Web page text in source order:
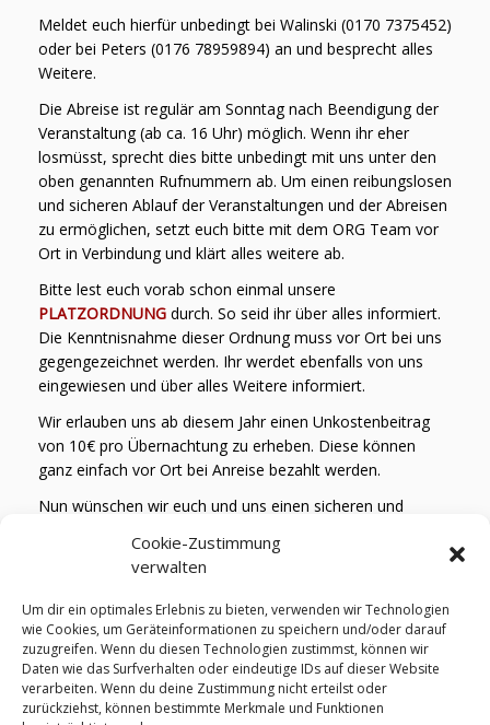
Cookie-Zustimmung
verwalten
Um dir ein optimales Erlebnis zu bieten, verwenden wir Technologien
wie Cookies, um Geräteinformationen zu speichern und/oder darauf
zuzugreifen. Wenn du diesen Technologien zustimmst, können wir
Daten wie das Surfverhalten oder eindeutige IDs auf dieser Website
verarbeiten. Wenn du deine Zustimmung nicht erteilst oder
zurückziehst, können bestimmte Merkmale und Funktionen
Meldet euch hierfür unbedingt bei Walinski (0170 7375452)
oder bei Peters (0176 78959894) an und besprecht alles
Weitere.
Die Abreise ist regulär am Sonntag nach Beendigung der
Veranstaltung (ab ca. 16 Uhr) möglich. Wenn ihr eher
losmüsst, sprecht dies bitte unbedingt mit uns unter den
oben genannten Rufnummern ab. Um einen reibungslosen
und sicheren Ablauf der Veranstaltungen und der Abreisen
zu ermöglichen, setzt euch bitte mit dem ORG Team vor
Ort in Verbindung und klärt alles weitere ab.
Bitte lest euch vorab schon einmal unsere
PLATZORDNUNG durch. So seid ihr über alles informiert.
Die Kenntnisnahme dieser Ordnung muss vor Ort bei uns
gegengezeichnet werden. Ihr werdet ebenfalls von uns
eingewiesen und über alles Weitere informiert.
Wir erlauben uns ab diesem Jahr einen Unkostenbeitrag
von 10€ pro Übernachtung zu erheben. Diese können
ganz einfach vor Ort bei Anreise bezahlt werden.
Nun wünschen wir euch und uns einen sicheren und
ihr Spaß habt und uns auch im nächsten Jahr wieder
Kontakt zum ORG-Team:
→ Christian Walinski – 0170/7375452
→ Hannah Peters – 0176/78959894